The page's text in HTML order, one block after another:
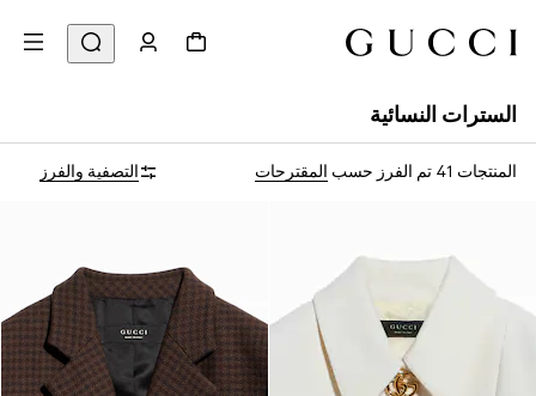
السترات النسائية
المنتجات 41 تم الفرز حسب المقترحات التصفية والفرز